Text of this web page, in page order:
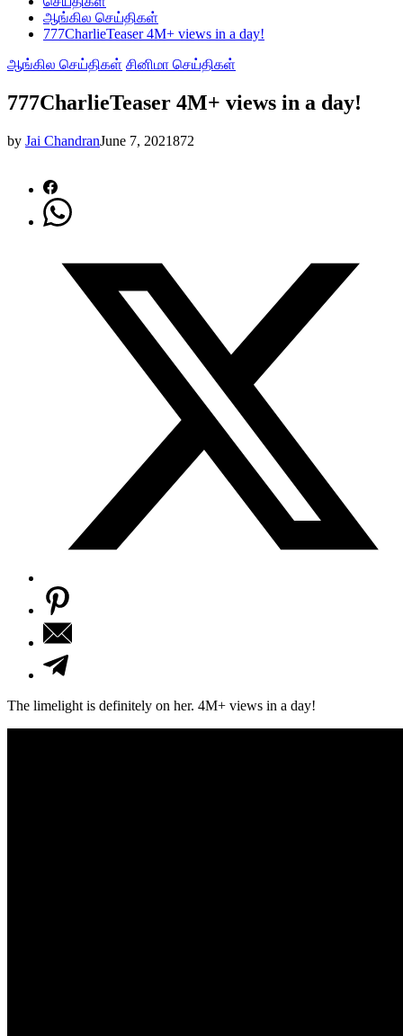
ஆங்கில செய்திகள்
777CharlieTeaser 4M+ views in a day!
ஆங்கில செய்திகள் சினிமா செய்திகள்
777CharlieTeaser 4M+ views in a day!
by Jai ChandranJune 7, 2021872
The limelight is definitely on her. 4M+ views in a day!